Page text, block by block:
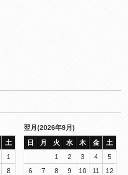
土
1
8
翌月(2026年9月)
日
月 火 水 木 金
土
1
2 3 4
5
6
7 8 9 10 11
12